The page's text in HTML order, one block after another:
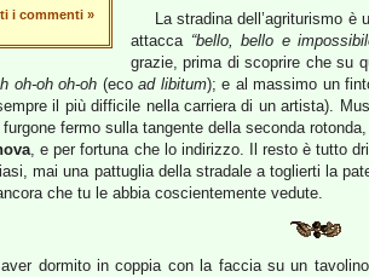
i commenti »
La stradina dell’agriturismo
attacca “bello, bello e
grazie, prima di scoprire che su
oh-oh oh-oh (ecoad libitum); e al massimo un
il più difficile nella carriera di un artista).
furgone fermo sulla tangente della seconda
, e per fortuna che lo indirizzo. Il resto è tutto
mai una pattuglia della stradale a toglierti la
che tu le abbia coscientemente vedute.
dormito in coppia con la faccia su un